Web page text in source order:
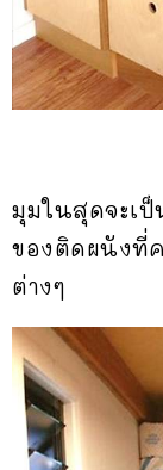
มุมในสุดจะเ
ของติดผนังที่
ต่างๆ